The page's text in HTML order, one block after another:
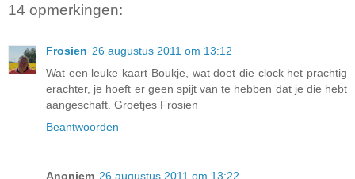
14 opmerkingen:
Frosien 26 augustus 2011 om 13:12
Wat een leuke kaart Boukje, wat doet die clock het prachtig
erachter, je hoeft er geen spijt van te hebben dat je die hebt
aangeschaft. Groetjes Frosien
Beantwoorden
Anoniem 26 augustus 2011 om 13:22